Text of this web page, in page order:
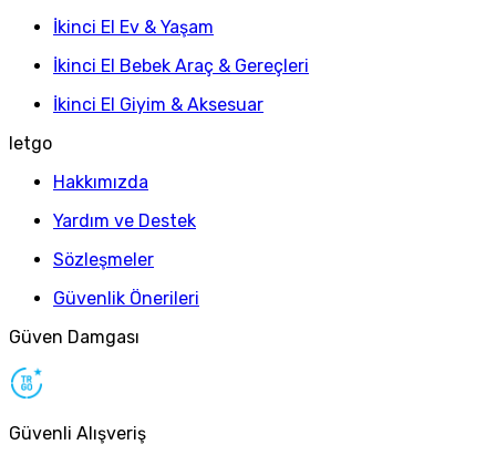
İkinci El Ev & Yaşam
İkinci El Bebek Araç & Gereçleri
İkinci El Giyim & Aksesuar
letgo
Hakkımızda
Yardım ve Destek
Sözleşmeler
Güvenlik Önerileri
Güven Damgası
Güvenli Alışveriş